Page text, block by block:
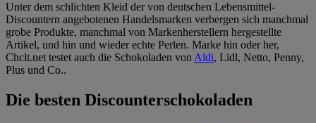
Unter dem schlichten Kleid der von deutschen Lebensmittel-
Discountern angebotenen Handelsmarken verbergen sich manchmal
grobe Produkte, manchmal von Markenherstellern hergestellte
Artikel, und hin und wieder echte Perlen. Marke hin oder her,
Chclt.net testet auch die Schokoladen vonAldi, Lidl, Netto, Penny,
Plus und Co..
Die besten Discounterschokoladen